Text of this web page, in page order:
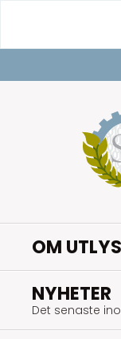
innehåll
OM
NYHETER
Det senaste